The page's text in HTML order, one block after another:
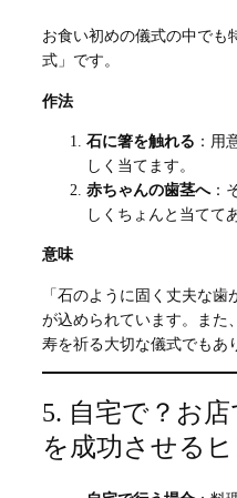
お食い初めの儀式の中でも
式」です。
作法
石に箸を触れる ：用
しく当てます。
赤ちゃんの歯茎へ：
しくちょんと当てて
意味
「石のように固く丈夫な
が込められています。また
寿を祈る大切な儀式でもあ
5. 自宅で？お
を成功させるヒ